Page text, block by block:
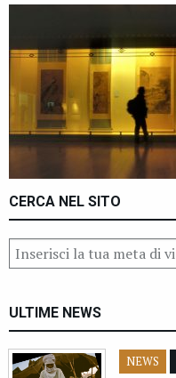
CERCA NEL SITO
ULTIME NEWS
NEWS